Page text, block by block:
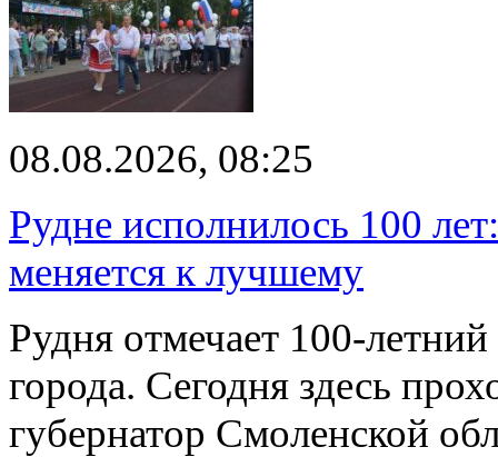
08.08.2026, 08:25
Рудне исполнилось 100
меняется к лучшему
Рудня отмечает 100-
города. Сегодня здесь
губернатор Смоленской